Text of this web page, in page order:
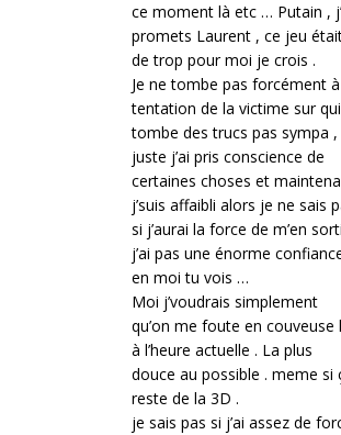
ce moment là etc … Putain ,
promets Laurent , ce jeu
de trop pour moi je crois .
Je ne tombe pas forcément
tentation de la victime sur qui
tombe des trucs pas sympa ,
juste j’ai pris conscience de
certaines choses et
j’suis affaibli alors je ne sais
si j’aurai la force de m’en
j’ai pas une énorme
en moi tu vois …
Moi j’voudrais simplement
qu’on me foute en couveuse
à l’heure actuelle . La plus
douce au possible . meme si
reste de la 3D .
je sais pas si j’ai assez de